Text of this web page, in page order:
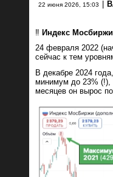
22 июня 2026, 15:03
‼️ Индекс Мосбиржи
24 февраля 2022
сейчас к тем
В декабре 2024
минимум до 23% (!),
месяцев он вырос